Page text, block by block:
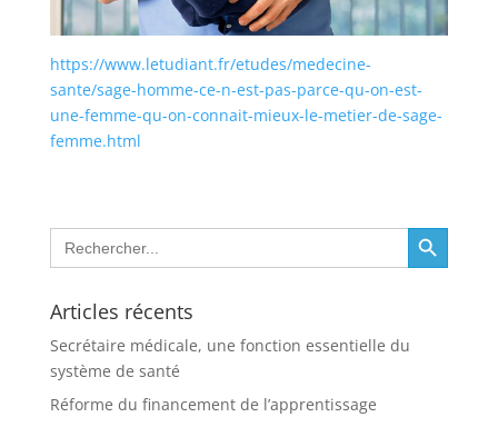
https://www.letudiant.fr/etudes/medecine-
sante/sage-homme-ce-n-est-pas-parce-qu-on-est-
une-femme-qu-on-connait-mieux-le-metier-de-sage-
femme.html:
les
métiers
sage-
femme
:
Search
for:
Search Button
Articles récents
Secrétaire médicale, une fonction essentielle du
système de santé
Réforme du financement de l’apprentissage